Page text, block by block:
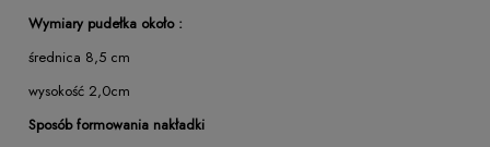
Wymiary pudełka około :
średnica 8,5 cm
wysokość 2,0cm
Sposób formowania nakładki